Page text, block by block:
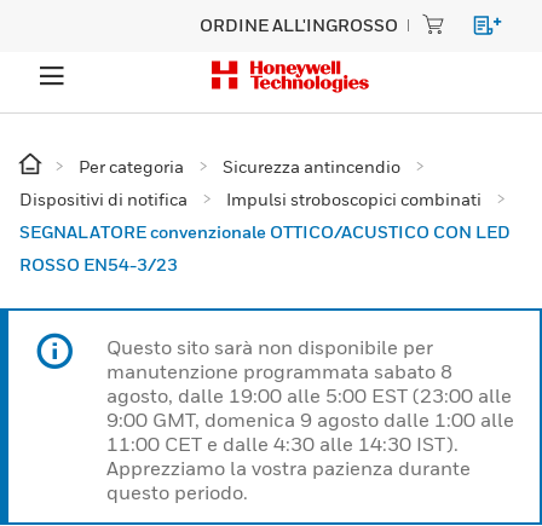
ORDINE ALL'INGROSSO
Per categoria
Sicurezza antincendio
Dispositivi di notifica
Impulsi stroboscopici combinati
SEGNALATORE convenzionale OTTICO/ACUSTICO CON LED
ROSSO EN54-3/23
Questo sito sarà non disponibile per
manutenzione programmata sabato 8
agosto, dalle 19:00 alle 5:00 EST (23:00 alle
9:00 GMT, domenica 9 agosto dalle 1:00 alle
11:00 CET e dalle 4:30 alle 14:30 IST).
Apprezziamo la vostra pazienza durante
questo periodo.